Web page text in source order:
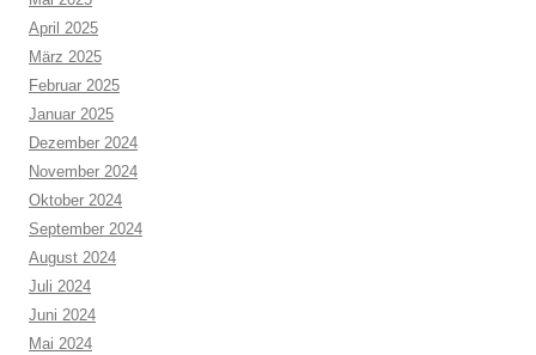
April 2025
März 2025
Februar 2025
Januar 2025
Dezember 2024
November 2024
Oktober 2024
September 2024
August 2024
Juli 2024
Juni 2024
Mai 2024